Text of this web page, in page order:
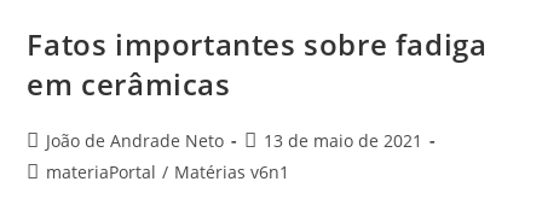
Fatos importantes sobre fadiga
em cerâmicas
João de Andrade Neto
13 de maio de 2021
materiaPortal / Matérias v6n1